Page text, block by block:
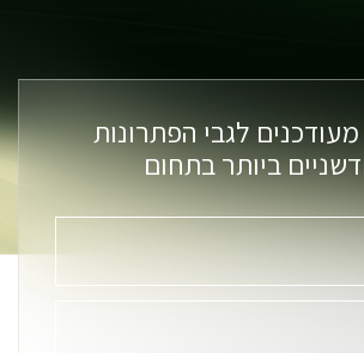
לגבי הפתרונות
ביותר בתחום